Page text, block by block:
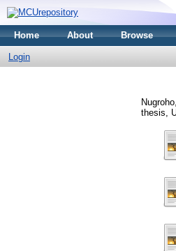
Home About Browse
Login
thesis,